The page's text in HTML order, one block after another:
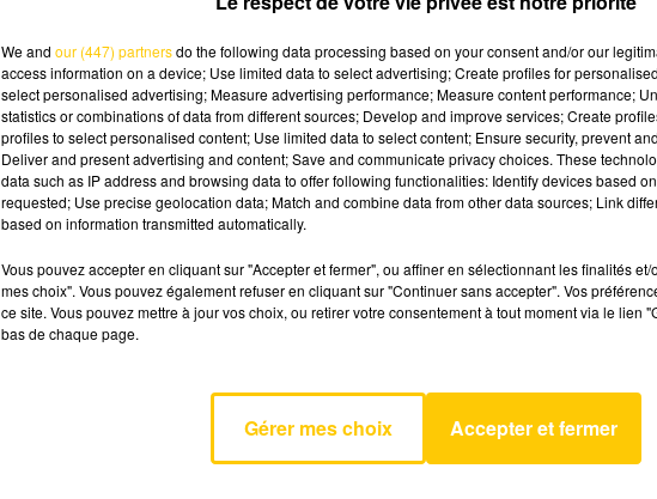
Tripping
ROBBIE
WILLIAMS
AVEYRON NORD
We and our (447) partnersdo the following data processing based on your consent and/or our
access information on a device; Use limited data to select advertising; Create profiles for
select personalised advertising; Measure advertising performance; Measure content performance;
statistics or combinations of data from different sources; Develop and improve services; Create
profiles to select personalised content; Use limited data to select content; Ensure security, prevent
Deliver and present advertising and content; Save and communicate privacy choices. These
data such as IP address and browsing data to offer following functionalities: Identify devices based
requested; Use precise geolocation data; Match and combine data from other data sources; Link
based on information transmitted automatically.
Vous pouvez accepter en cliquant sur "Accepter et fermer", ou affiner en sélectionnant les finalités
mes choix". Vous pouvez également refuser en cliquant sur "Continuer sans accepter". Vos
ce site. Vous pouvez mettre à jour vos choix, ou retirer votre consentement à tout moment via le lien
bas de chaque page.
Gérer mes choix Accepter et fermer